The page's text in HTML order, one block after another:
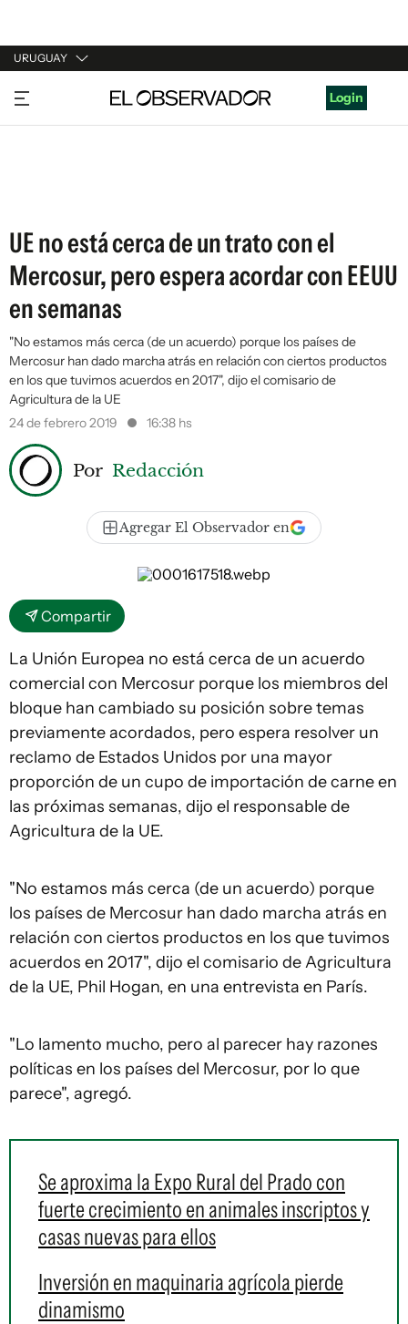
URUGUAY
URUGUAY
ARGENTINA
Login
UE no está cerca de un trato con el
Mercosur, pero espera acordar con EEUU
en semanas
"No estamos más cerca (de un acuerdo) porque los países de
Mercosur han dado marcha atrás en relación con ciertos productos
en los que tuvimos acuerdos en 2017", dijo el comisario de
Agricultura de la UE
24 de febrero 2019
16:38 hs
Por Redacción
Agregar El Observador en
Compartir
La Unión Europea no está cerca de un acuerdo
comercial con Mercosur porque los miembros del
bloque han cambiado su posición sobre temas
previamente acordados, pero espera resolver un
reclamo de Estados Unidos por una mayor
proporción de un cupo de importación de carne en
las próximas semanas, dijo el responsable de
Agricultura de la UE.
"No estamos más cerca (de un acuerdo) porque
los países de Mercosur han dado marcha atrás en
relación con ciertos productos en los que tuvimos
acuerdos en 2017", dijo el comisario de Agricultura
de la UE, Phil Hogan, en una entrevista en París.
"Lo lamento mucho, pero al parecer hay razones
políticas en los países del Mercosur, por lo que
parece", agregó.
Se aproxima la Expo Rural del Prado con
fuerte crecimiento en animales inscriptos y
casas nuevas para ellos
Inversión en maquinaria agrícola pierde
dinamismo